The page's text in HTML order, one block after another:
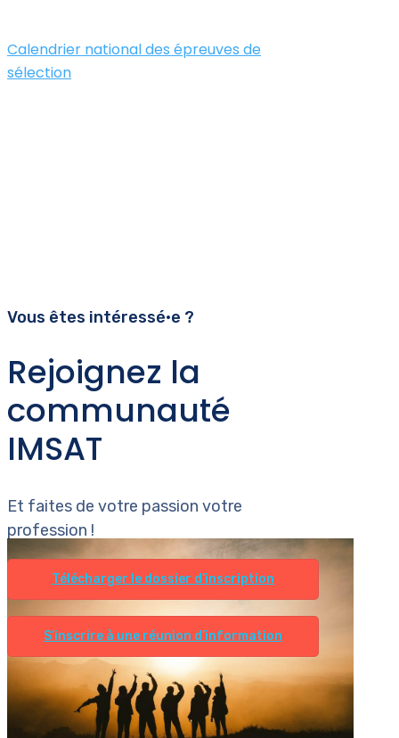
Calendrier national des épreuves de
sélection
Vous êtes intéressé•e ?
Rejoignez la
communauté
IMSAT
Et faites de votre passion votre
profession !
Télécharger le dossier d’inscription
S’inscrire à une réunion d’information